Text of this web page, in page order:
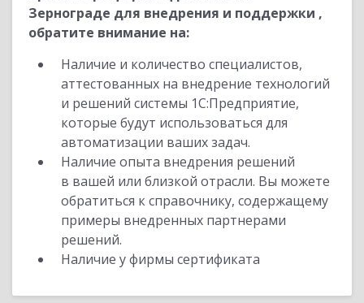
Зернограде для внедрения и поддержки ,
обратите внимание на:
Наличие и количество специалистов,
аттестованных на внедрение технологий
и решений системы 1С:Предприятие,
которые будут использоваться для
автоматизации ваших задач.
Наличие опыта внедрения решений
в вашей или близкой отрасли. Вы можете
обратиться к справочнику, содержащему
примеры внедренных партнерами
решений.
Наличие у фирмы сертификата